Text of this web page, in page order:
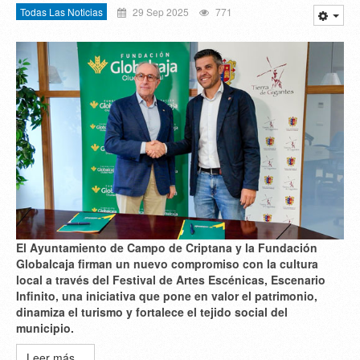
Todas Las Noticias 29 Sep 2025 771
El Ayuntamiento de Campo de Criptana y la Fundación
Globalcaja firman un nuevo compromiso con la cultura
local a través del Festival de Artes Escénicas, Escenario
Infinito, una iniciativa que pone en valor el patrimonio,
dinamiza el turismo y fortalece el tejido social del
municipio.